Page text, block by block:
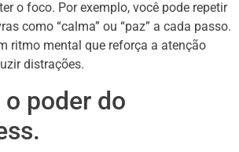
o foco. Por exemplo, você pode repetir
como “calma” ou “paz” a cada passo.
ritmo mental que reforça a atenção
distrações.
poder do